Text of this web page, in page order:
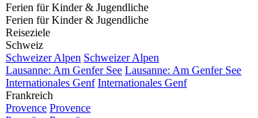
Ferien für Kinder & Jugendliche
Ferien für Kinder & Jugendliche
Reiseziele
Schweiz
Schweizer Alpen Schweizer Alpen
Lausanne: Am Genfer See Lausanne: Am Genfer See
Internationales Genf Internationales Genf
Frankreich
Provence Provence